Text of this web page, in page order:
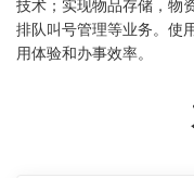
排队叫号管理等业务。使
用体验和办事效率。